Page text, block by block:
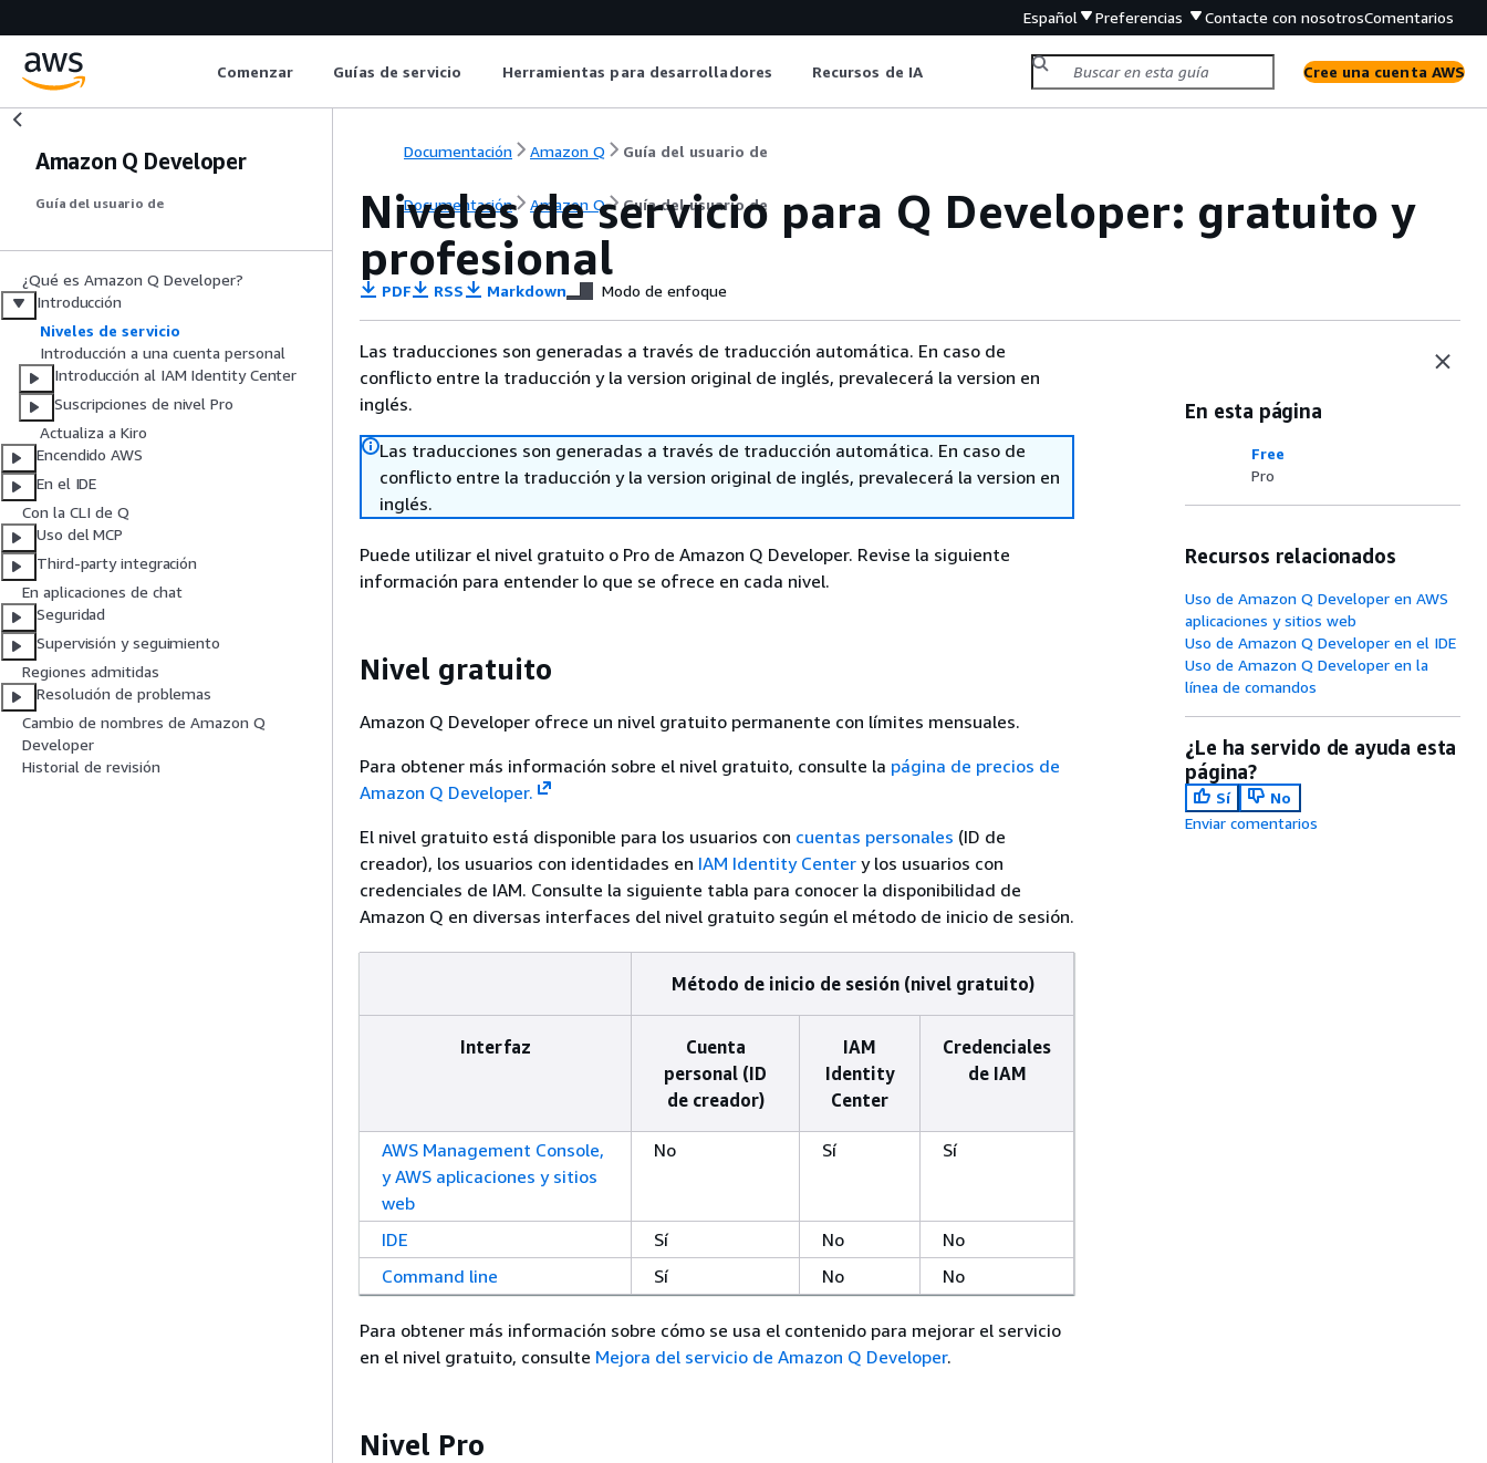
Español Preferencias Contacte con nosotrosComentarios
Comenzar Guías de servicio Herramientas para desarrolladores Recursos de IA Cree una cuenta AWS
Amazon Q Developer
Guía del usuario de
¿Qué es Amazon Q Developer?
Introducción
Niveles de servicio
Introducción a una cuenta personal
Introducción al IAM Identity Center
Suscripciones de nivel Pro
Actualiza a Kiro
Encendido AWS
En el IDE
Con la CLI de Q
Uso del MCP
Third-party integración
En aplicaciones de chat
Seguridad
Supervisión y seguimiento
Regiones admitidas
Resolución de problemas
Cambio de nombres de Amazon Q
Developer
Historial de revisión
Documentación Amazon Q Guía del usuario de
Documentación Amazon Q Guía del usuario de
Niveles de servicio para Q Developer: gratuito y
profesional
PDF RSS Markdown Modo de enfoque
Las traducciones son generadas a través de traducción automática. En caso de
conflicto entre la traducción y la version original de inglés, prevalecerá la version en
inglés.
Las traducciones son generadas a través de traducción automática. En caso de
conflicto entre la traducción y la version original de inglés, prevalecerá la version en
inglés.
Puede utilizar el nivel gratuito o Pro de Amazon Q Developer. Revise la siguiente
información para entender lo que se ofrece en cada nivel.
Nivel gratuito
Amazon Q Developer ofrece un nivel gratuito permanente con límites mensuales.
Para obtener más información sobre el nivel gratuito, consulte la página de precios de
Amazon Q Developer.
El nivel gratuito está disponible para los usuarios con cuentas personales (ID de
creador), los usuarios con identidades en IAM Identity Center y los usuarios con
credenciales de IAM. Consulte la siguiente tabla para conocer la disponibilidad de
Amazon Q en diversas interfaces del nivel gratuito según el método de inicio de sesión.
Método de inicio de sesión (nivel gratuito)
Interfaz
Cuenta
personal (ID
de creador)
IAM
Identity
Center
Credenciales
de IAM
AWS Management Console,
y AWS aplicaciones y sitios
web
No Sí Sí
IDE Sí No
No
Command line
Sí No No
Para obtener más información sobre cómo se usa el contenido para mejorar el servicio
en el nivel gratuito, consulte Mejora del servicio de Amazon Q Developer.
Nivel Pro
En esta página
Free
Pro
Recursos relacionados
Uso de Amazon Q Developer en AWS
aplicaciones y sitios web
Uso de Amazon Q Developer en el IDE
Uso de Amazon Q Developer en la
línea de comandos
¿Le ha servido de ayuda esta
página?
Sí
No
Enviar comentarios